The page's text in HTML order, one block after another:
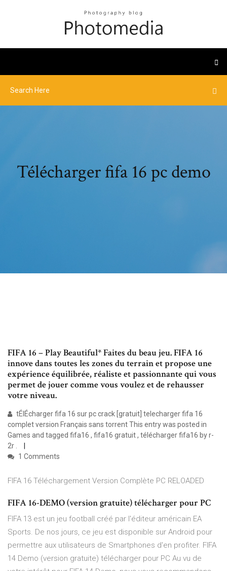
Télécharger fifa 16 pc demo
FIFA 16 – Play Beautiful* Faites du beau jeu. FIFA 16
innove dans toutes les zones du terrain et propose une
expérience équilibrée, réaliste et passionnante qui vous
permet de jouer comme vous voulez et de rehausser
votre niveau.
tÉlÉcharger fifa 16 sur pc crack [gratuit] telecharger fifa 16
complet version Français sans torrent This entry was posted in
Games and tagged fifa16 , fifa16 gratuit , télécharger fifa16 by r-
2r .
1 Comments
FIFA 16 Téléchargement Version Complète PC RELOADED
FIFA 16-DEMO (version gratuite) télécharger pour PC
FIFA 13 est un jeu football créé par l'éditeur américain EA
Sports. De nos jours, ce jeu est disponible sur Android pour
permettre aux utilisateurs de Smartphones d'en profiter. FIFA
14 Demo (version gratuite) télécharger pour PC Au vu de